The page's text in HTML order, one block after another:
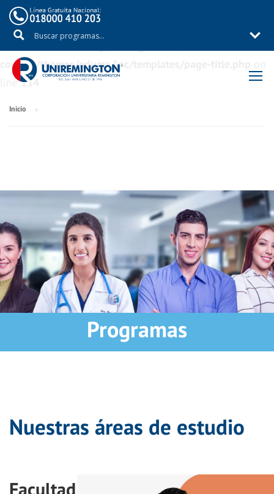
Warning
: Trying to access array offset on value of type
content/themes/eduma/inc/templates/page-title.php
line114
Inicio
Programas
Nuestras áreas de estudio
Facultad